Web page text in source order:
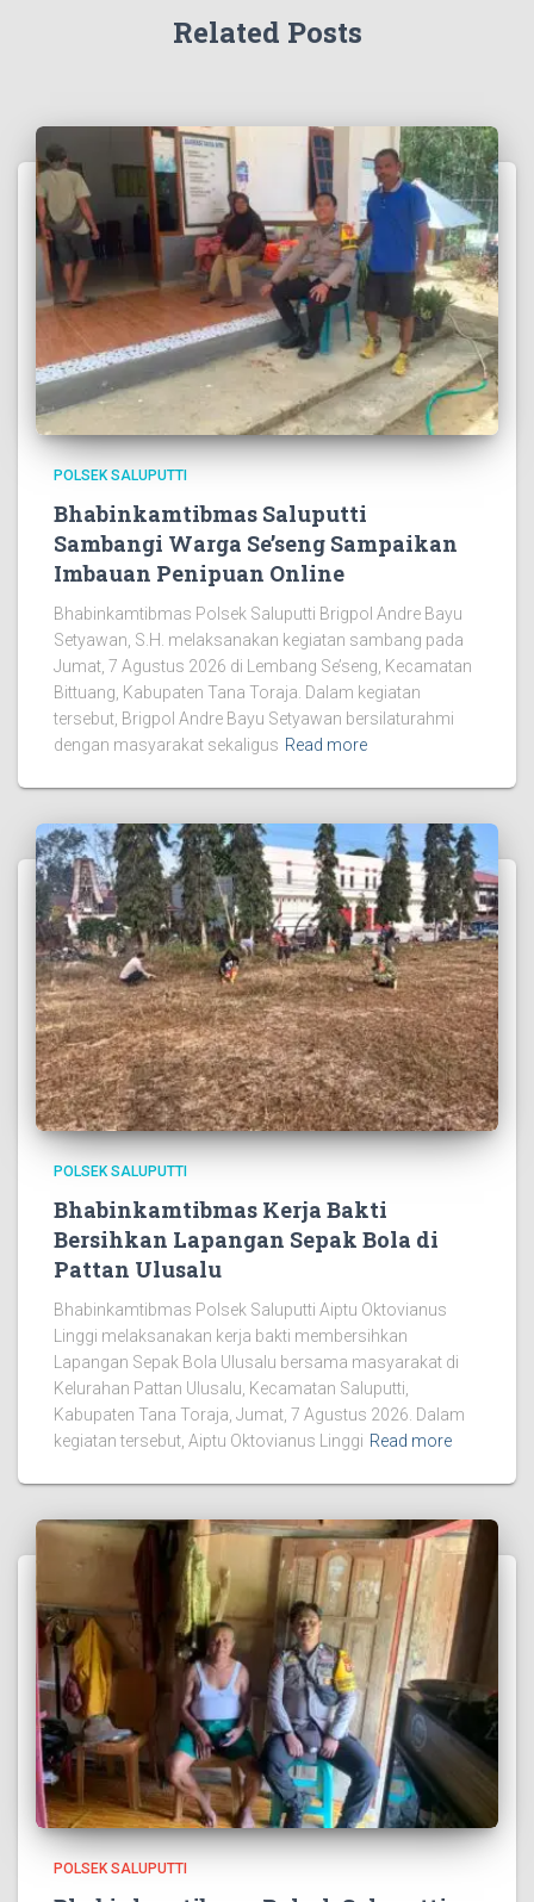
Related Posts
POLSEK SALUPUTTI
Bhabinkamtibmas Saluputti
Sambangi Warga Se’seng Sampaikan
Imbauan Penipuan Online
Bhabinkamtibmas Polsek Saluputti Brigpol Andre Bayu
Setyawan, S.H. melaksanakan kegiatan sambang pada
Jumat, 7 Agustus 2026 di Lembang Se’seng, Kecamatan
Bittuang, Kabupaten Tana Toraja. Dalam kegiatan
tersebut, Brigpol Andre Bayu Setyawan bersilaturahmi
dengan masyarakat sekaligus Read more
POLSEK SALUPUTTI
Bhabinkamtibmas Kerja Bakti
Bersihkan Lapangan Sepak Bola di
Pattan Ulusalu
Bhabinkamtibmas Polsek Saluputti Aiptu Oktovianus
Linggi melaksanakan kerja bakti membersihkan
Lapangan Sepak Bola Ulusalu bersama masyarakat di
Kelurahan Pattan Ulusalu, Kecamatan Saluputti,
Kabupaten Tana Toraja, Jumat, 7 Agustus 2026. Dalam
kegiatan tersebut, Aiptu Oktovianus Linggi Read more
POLSEK SALUPUTTI